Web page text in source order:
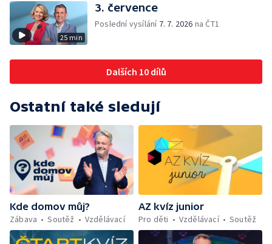
25 min
3. července
Poslední vysílání 7. 7. 2026 na ČT1
Dalších 10 dílů
Ostatní také sledují
Kde domov můj?
Zábava
Soutěž Vzdělávací
AZ kvíz junior
Pro děti
Vzdělávací Soutěž